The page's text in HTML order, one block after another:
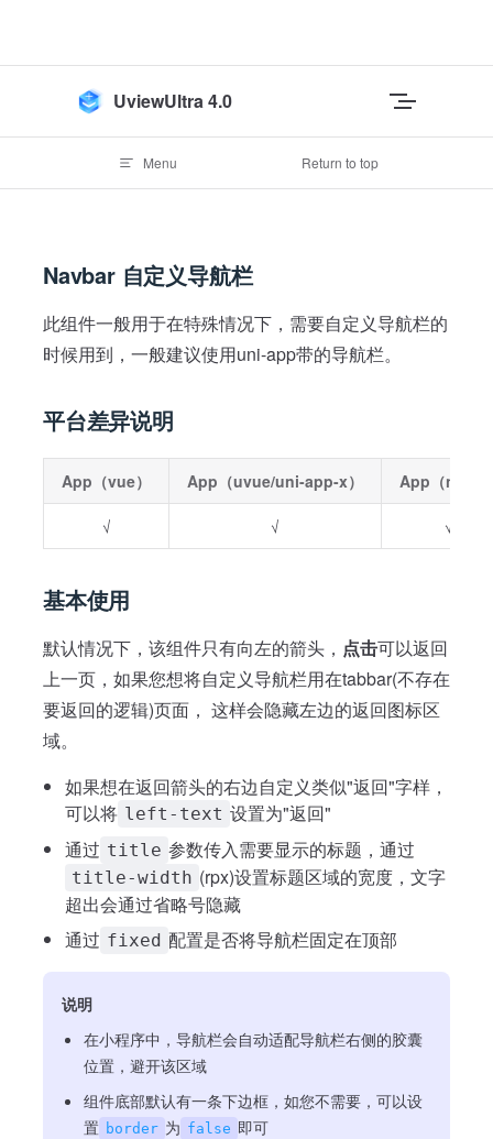
UviewUltra 4.0
Menu Return to top
Navbar 自定义导航栏
此组件一般用于在特殊情况下，需要自定义导航栏的
时候用到，一般建议使用uni-app带的导航栏。
平台差异说明
App（vue） App（uvue/uni-app-x） App（nvue
√ √ √
基本使用
默认情况下，该组件只有向左的箭头， 点击可以返回
上一页，如果您想将自定义导航栏用在tabbar(不存在
要返回的逻辑)页面， 这样会隐藏左边的返回图标区
域。
如果想在返回箭头的右边自定义类似"返回"字样，
可以将 left-text 设置为"返回"
通过 title 参数传入需要显示的标题，通过
title-width (rpx)设置标题区域的宽度，文字
超出会通过省略号隐藏
通过 fixed 配置是否将导航栏固定在顶部
说明
在小程序中，导航栏会自动适配导航栏右侧的胶囊
位置，避开该区域
组件底部默认有一条下边框，如您不需要，可以设
置 border 为 false 即可